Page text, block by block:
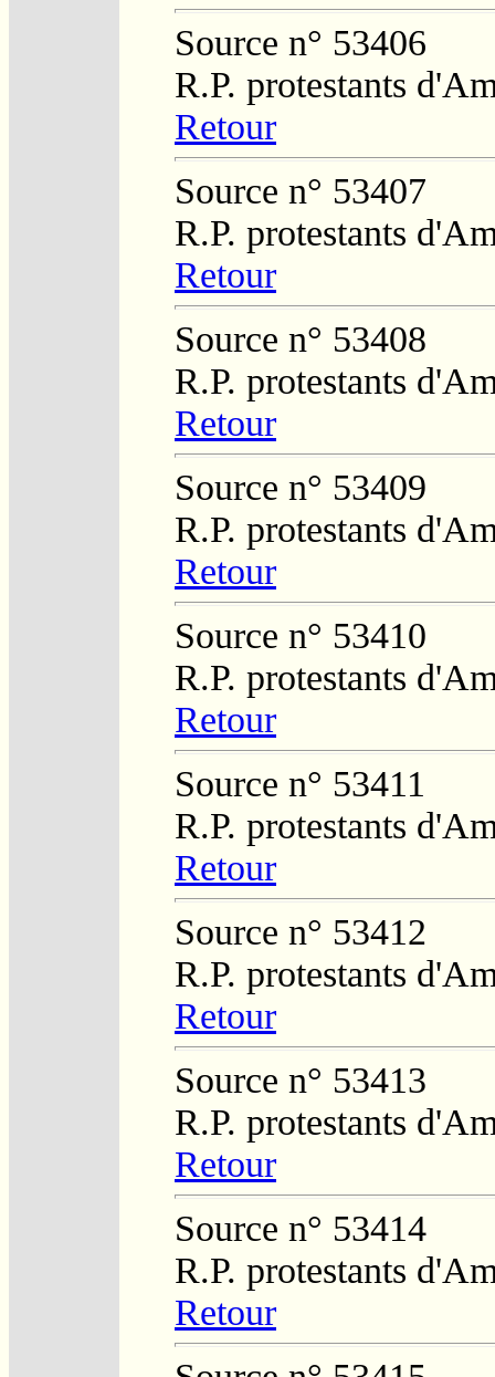
Source n° 53406
R.P. protestants
Retour
Source n° 53407
R.P. protestants
Retour
Source n° 53408
R.P. protestants
Retour
Source n° 53409
R.P. protestants
Retour
Source n° 53410
R.P. protestants
Retour
Source n° 53411
R.P. protestants
Retour
Source n° 53412
R.P. protestants
Retour
Source n° 53413
R.P. protestants
Retour
Source n° 53414
R.P. protestants
Retour